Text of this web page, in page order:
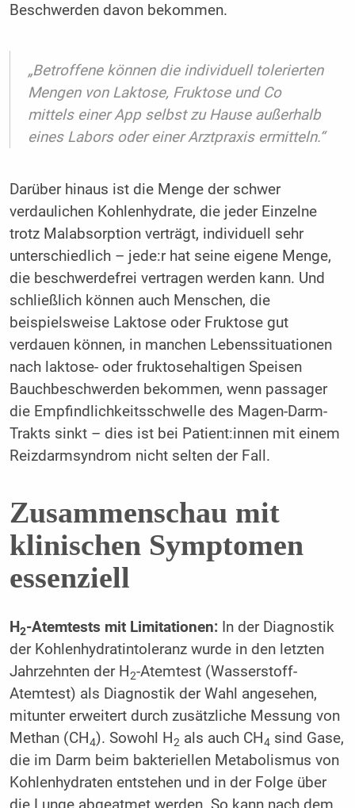
Beschwerden davon bekommen.
„Betroffene können die individuell tolerierten
Mengen von Laktose, Fruktose und Co
mittels einer App selbst zu Hause außerhalb
eines Labors oder einer Arztpraxis ermitteln.“
Darüber hinaus ist die Menge der schwer
verdaulichen Kohlenhydrate, die jeder Einzelne
trotz Malabsorption verträgt, individuell sehr
unterschiedlich – jede:r hat seine eigene Menge,
die beschwerdefrei vertragen werden kann. Und
schließlich können auch Menschen, die
beispielsweise Laktose oder Fruktose gut
verdauen können, in manchen Lebenssituationen
nach laktose- oder fruktosehaltigen Speisen
Bauchbeschwerden bekommen, wenn passager
die Empfindlichkeitsschwelle des Magen-Darm-
Trakts sinkt – dies ist bei Patient:innen mit einem
Reizdarmsyndrom nicht selten der Fall.
Zusammenschau mit
klinischen Symptomen
essenziell
H2-Atemtests mit Limitationen:In der Diagnostik
der Kohlenhydratintoleranz wurde in den letzten
Jahrzehnten der H2-Atemtest (Wasserstoff-
Atemtest) als Diagnostik der Wahl angesehen,
mitunter erweitert durch zusätzliche Messung von
Methan (CH4). Sowohl H2 als auch CH4 sind Gase,
die im Darm beim bakteriellen Metabolismus von
Kohlenhydraten entstehen und in der Folge über